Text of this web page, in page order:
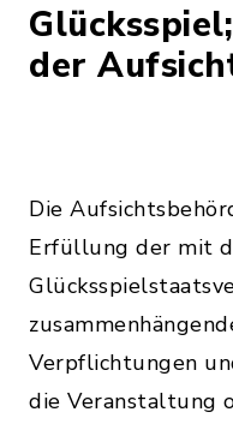
der
Die
Erfüllung der mit
Verpflichtungen
die Veranstaltung